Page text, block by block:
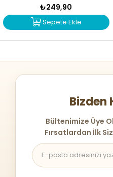
₺249,90
Sepete Ekle
Bizden
Bültenimize Üye
Fırsatlardan İlk